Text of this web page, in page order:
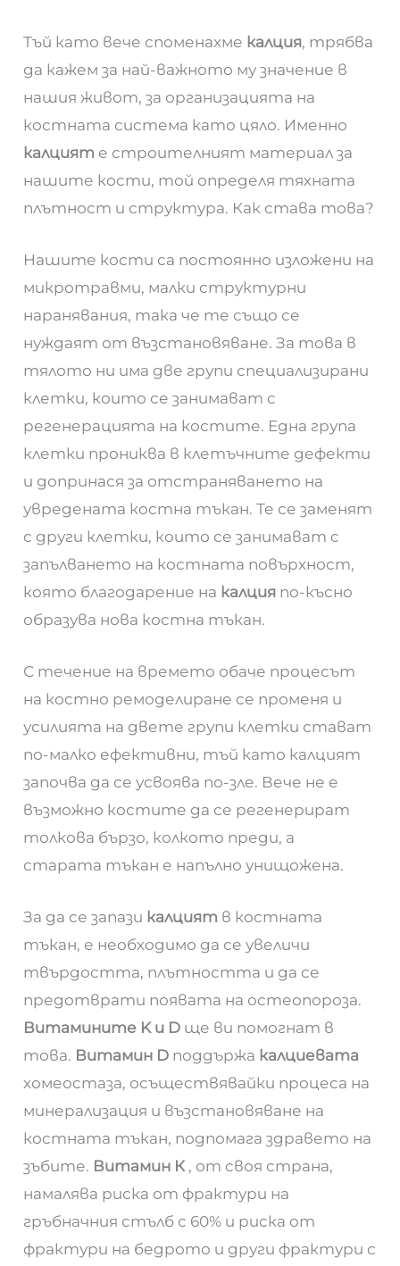
Тъй като вече споменахме калция, трябва
да кажем за най-важното му значение в
нашия живот, за организацията на
костната система като цяло. Именно
калцият е строителният материал за
нашите кости, той определя тяхната
плътност и структура. Как става това?
Нашите кости са постоянно изложени на
микротравми, малки структурни
наранявания, така че те също се
нуждаят от възстановяване. За това в
тялото ни има две групи специализирани
клетки, които се занимават с
регенерацията на костите. Една група
клетки прониква в клетъчните дефекти
и допринася за отстраняването на
увредената костна тъкан. Те се заменят
с други клетки, които се занимават с
запълването на костната повърхност,
която благодарение на калция по-късно
образува нова костна тъкан.
С течение на времето обаче процесът
на костно ремоделиране се променя и
усилията на двете групи клетки стават
по-малко ефективни, тъй като калцият
започва да се усвоява по-зле. Вече не е
възможно костите да се регенерират
толкова бързо, колкото преди, а
старата тъкан е напълно унищожена.
За да се запази калцият в костната
тъкан, е необходимо да се увеличи
твърдостта, плътността и да се
предотврати появата на остеопороза.
Витамините K и D ще ви помогнат в
това. Витамин D поддържа калциевата
хомеостаза, осъществявайки процеса на
минерализация и възстановяване на
костната тъкан, подпомага здравето на
зъбите. Витамин К, от своя страна,
намалява риска от фрактури на
гръбначния стълб с 60% и риска от
фрактури на бедрото и други фрактури с